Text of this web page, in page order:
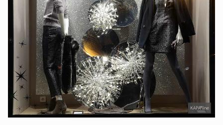
KAPA®line